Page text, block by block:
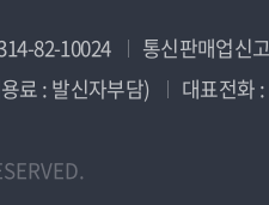
82-10024
통신판매업신
료 : 발신자부담)
대표전화